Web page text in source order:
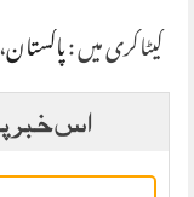
کیٹاگری میں :پاکستان،
اس خبر